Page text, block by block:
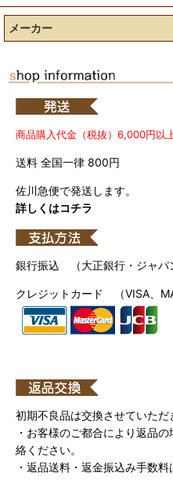
メーカー
商品購入代金（税抜）6,000円以
送料 全国一律 800円
佐川急便で発送します。
詳しくはコチラ
銀行振込 （大正銀行・ジャパ
クレジットカード （VISA、
初期不良品は交換させていただ
・お客様のご都合により返品
絡ください。
・返品送料・返金振込み手数